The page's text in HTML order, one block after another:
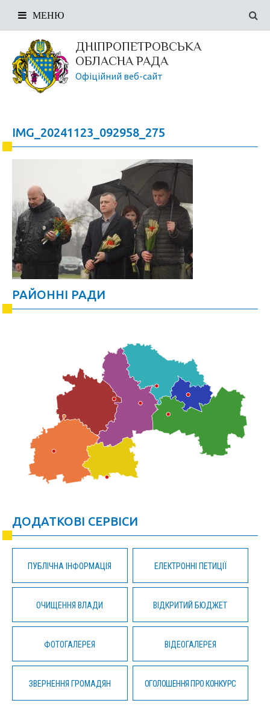
ДНІПРОПЕТРОВСЬКА
ОБЛАСНА РАДА
Офіційний веб-сайт
МЕНЮ
IMG_20241123_092958_275
РАЙОННІ РАДИ
ДОДАТКОВІ СЕРВІСИ
ПУБЛІЧНА ІНФОРМАЦІЯ ЕЛЕКТРОННІ ПЕТИЦІЇ
ОЧИЩЕННЯ ВЛАДИ ВІДКРИТИЙ БЮДЖЕТ
ФОТОГАЛЕРЕЯ ВІДЕОГАЛЕРЕЯ
ЗВЕРНЕННЯ ГРОМАДЯН ОГОЛОШЕННЯ ПРО КОНКУРС